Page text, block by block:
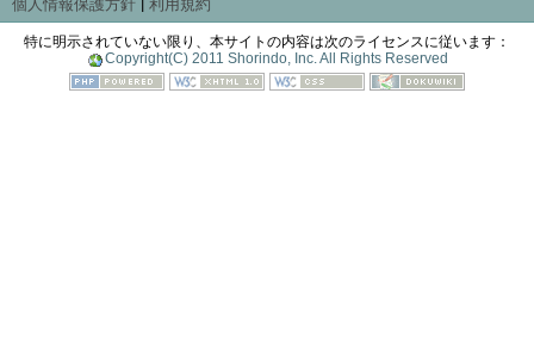
個人情報保護方針 利用規約
特に明示されていない限り、本サイトの内容は次のライセンスに従います：
Copyright(C) 2011 Shorindo, Inc. All Rights Reserved